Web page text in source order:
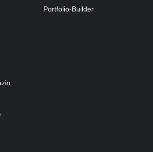
Portfolio-Builder